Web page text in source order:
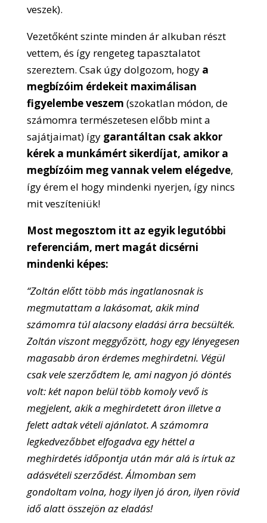
veszek).
Vezetőként szinte minden ár alkuban részt
vettem, és így rengeteg tapasztalatot
szereztem. Csak úgy dolgozom, hogy a
megbízóim érdekeit maximálisan
figyelembe veszem (szokatlan módon, de
számomra természetesen előbb mint a
sajátjaimat) így garantáltan csak akkor
kérek a munkámért sikerdíjat, amikor a
megbízóim meg vannak velem elégedve,
így érem el hogy mindenki nyerjen, így nincs
mit veszíteniük!
Most megosztom itt az egyik legutóbbi
referenciám, mert magát dicsérni
mindenki képes:
“Zoltán előtt több más ingatlanosnak is
megmutattam a lakásomat, akik mind
számomra túl alacsony eladási árra becsülték.
Zoltán viszont meggyőzött, hogy egy lényegesen
magasabb áron érdemes meghirdetni. Végül
csak vele szerződtem le, ami nagyon jó döntés
volt: két napon belül több komoly vevő is
megjelent, akik a meghirdetett áron illetve a
felett adtak vételi ajánlatot. A számomra
legkedvezőbbet elfogadva egy héttel a
meghirdetés időpontja után már alá is írtuk az
adásvételi szerződést. Álmomban sem
gondoltam volna, hogy ilyen jó áron, ilyen rövid
idő alatt összejön az eladás!